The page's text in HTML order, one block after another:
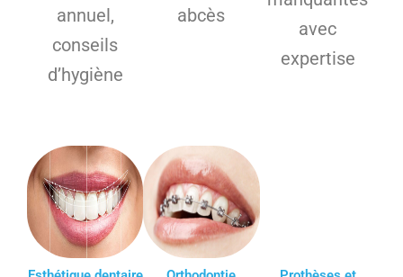
annuel,
conseils
d’hygiène
abcès
avec
expertise